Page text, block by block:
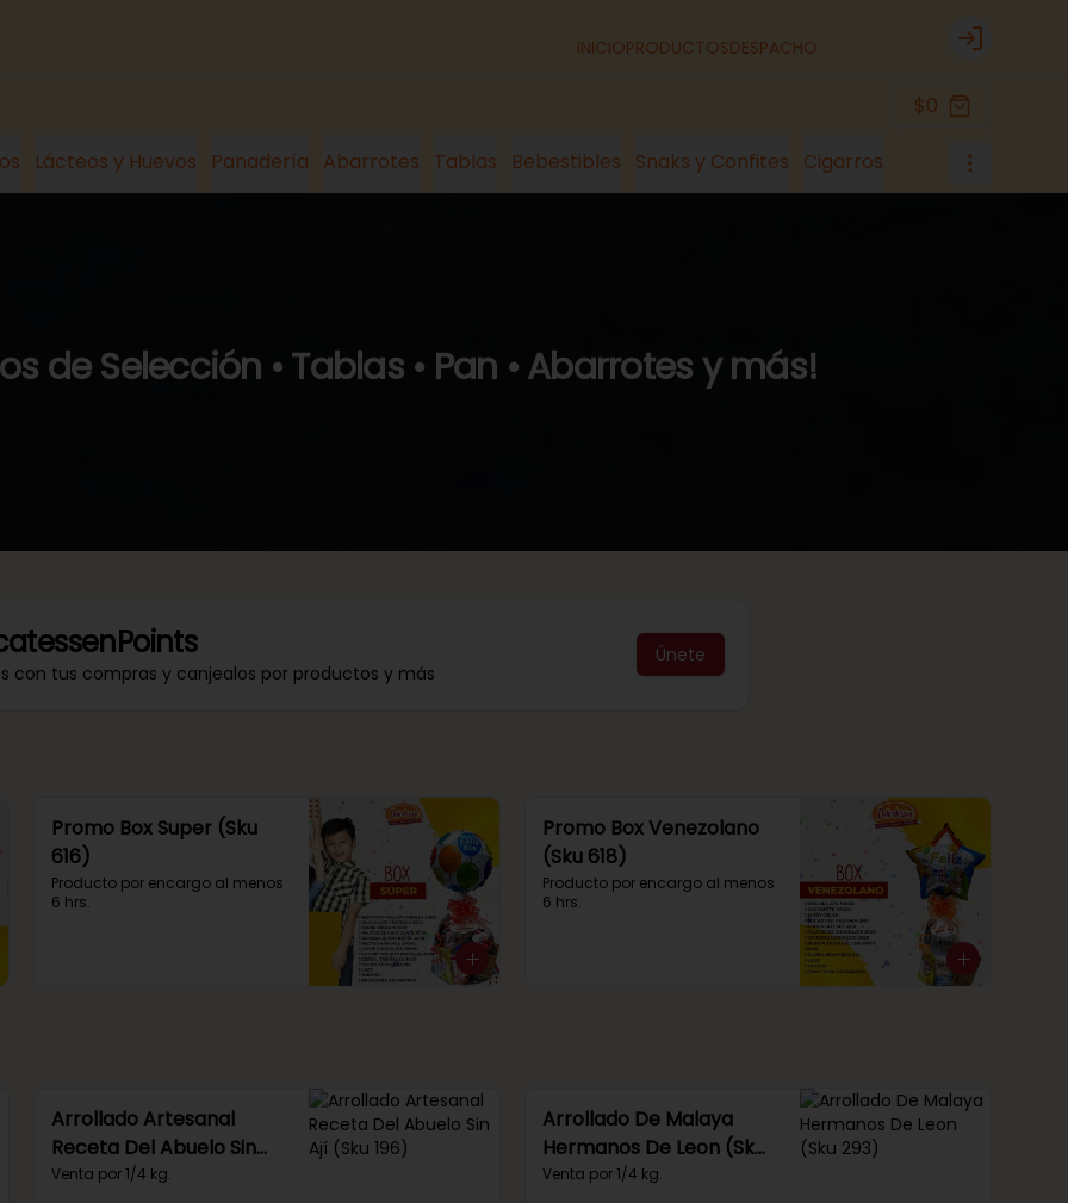
INICIOPRODUCTOSDESPACHO Login
$0
Lácteos y Huevos Panadería Abarrotes Tablas Bebestibles Snaks y Confites Cigarros
de Selección • Tablas • Pan • Abarrotes y más!
con tus compras y canjealos por productos y más
Únete
Promo Box Super (Sku
616)
Producto por encargo al menos
6 hrs.
Promo Box Venezolano
(Sku 618)
Producto por encargo al menos
6 hrs.
Arrollado Artesanal
Receta Del Abuelo Sin
Ají (Sku 196)
Venta por 1/4 kg.
Arrollado De Malaya
Hermanos De Leon (Sku
293)
Venta por 1/4 kg.